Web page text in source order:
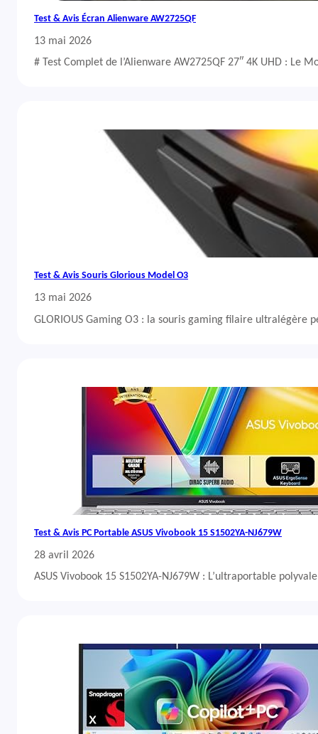
Test & Avis Écran Alienware AW2725QF
13 mai 2026
# Test Complet de l’Alienware AW2725QF 27″ 4K UHD : Le
Test & Avis Souris Glorious Model O3
13 mai 2026
GLORIOUS Gaming O3 : la souris gaming filaire ultralégère
Test & Avis PC Portable ASUS Vivobook 15 S1502YA-NJ679W
28 avril 2026
ASUS Vivobook 15 S1502YA-NJ679W : L’ultraportable